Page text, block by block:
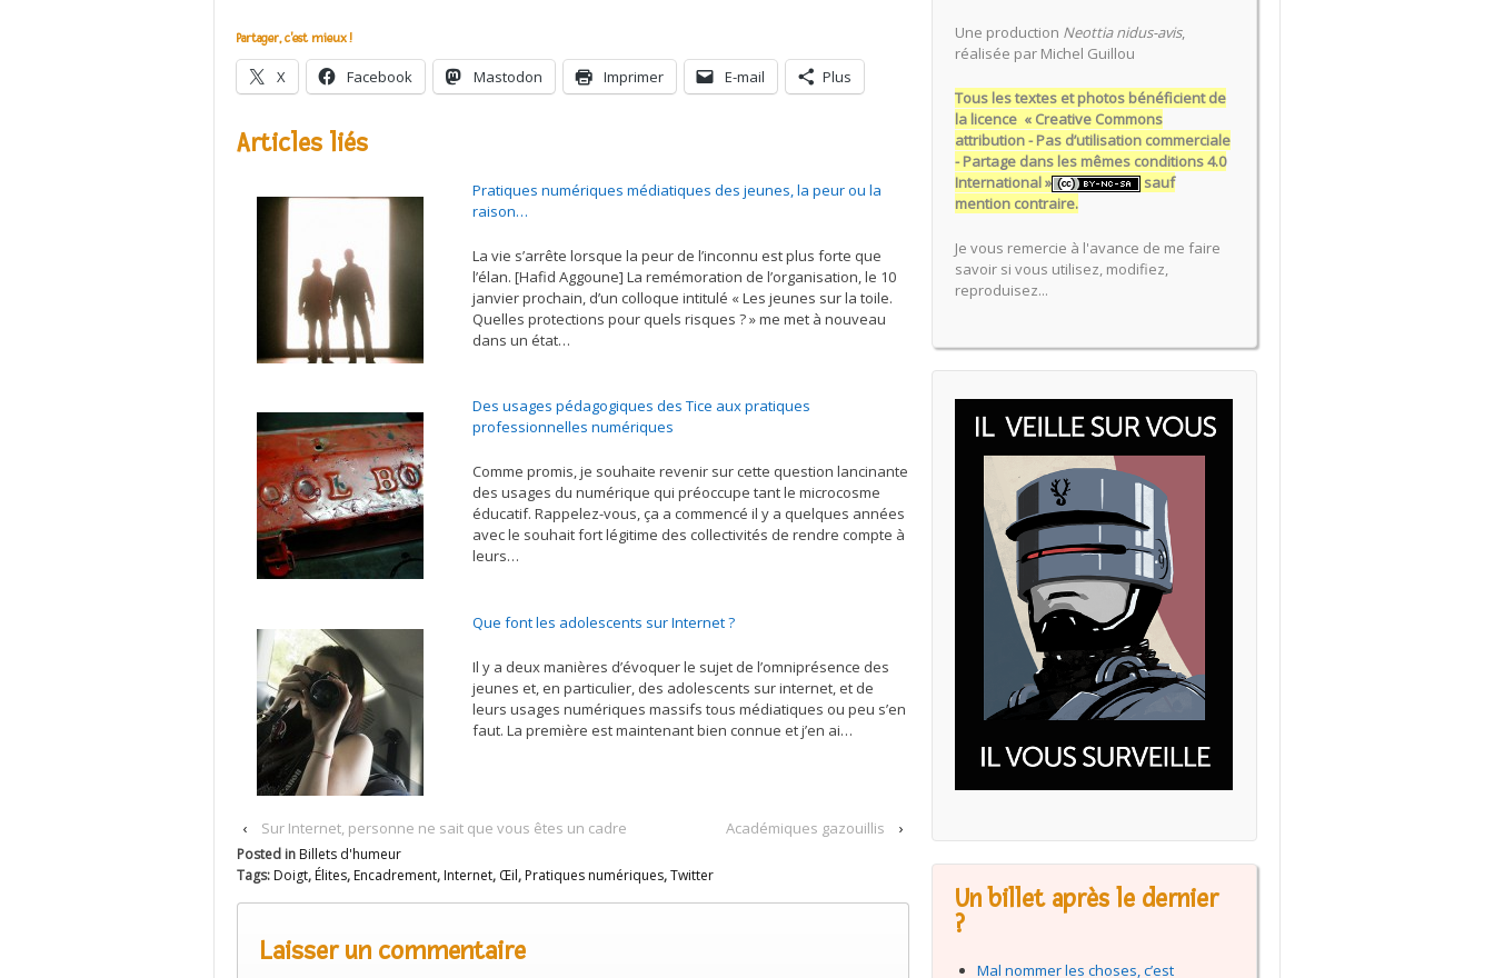
Partager, c'est mieux !
X Facebook Mastodon Imprimer E-mail Plus
Articles liés
Pratiques numériques médiatiques des jeunes, la peur ou la
raison…
La vie s’arrête lorsque la peur de l’inconnu est plus forte que
l’élan. [Hafid Aggoune] La remémoration de l’organisation, le 10
janvier prochain, d’un colloque intitulé « Les jeunes sur la toile.
Quelles protections pour quels risques ? » me met à nouveau
dans un état…
Des usages pédagogiques des Tice aux pratiques
professionnelles numériques
Comme promis, je souhaite revenir sur cette question lancinante
des usages du numérique qui préoccupe tant le microcosme
éducatif. Rappelez-vous, ça a commencé il y a quelques années
avec le souhait fort légitime des collectivités de rendre compte à
leurs…
Que font les adolescents sur Internet ?
Il y a deux manières d’évoquer le sujet de l’omniprésence des
jeunes et, en particulier, des adolescents sur internet, et de
leurs usages numériques massifs tous médiatiques ou peu s’en
faut. La première est maintenant bien connue et j’en ai…
‹ Sur Internet, personne ne sait que vous êtes un cadre Académiques gazouillis ›
Posted in Billets d'humeur
Tags: Doigt, Élites, Encadrement, Internet, Œil, Pratiques numériques,Twitter
Laisser un commentaire
Une production Neottia nidus-avis,
réalisée par Michel Guillou
Tous les textes et photos bénéficient de
la licence « Creative Commons
attribution - Pas d’utilisation commerciale
- Partage dans les mêmes conditions 4.0
International »
sauf
mention contraire.
Je vous remercie à l'avance de me faire
savoir si vous utilisez, modifiez,
reproduisez...
Un billet après le dernier
?
Mal nommer les choses, c’est